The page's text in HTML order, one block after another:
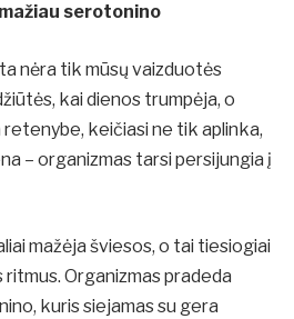
serotonino
nėra tik mūsų vaizduotės
kai dienos trumpėja, o
retenybe, keičiasi ne tik aplinka,
– organizmas tarsi persijungia į
mažėja šviesos, o tai tiesiogiai
Organizmas pradeda
kuris siejamas su gera